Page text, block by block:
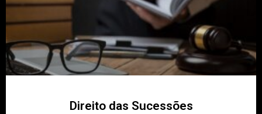
Direito das Sucessões